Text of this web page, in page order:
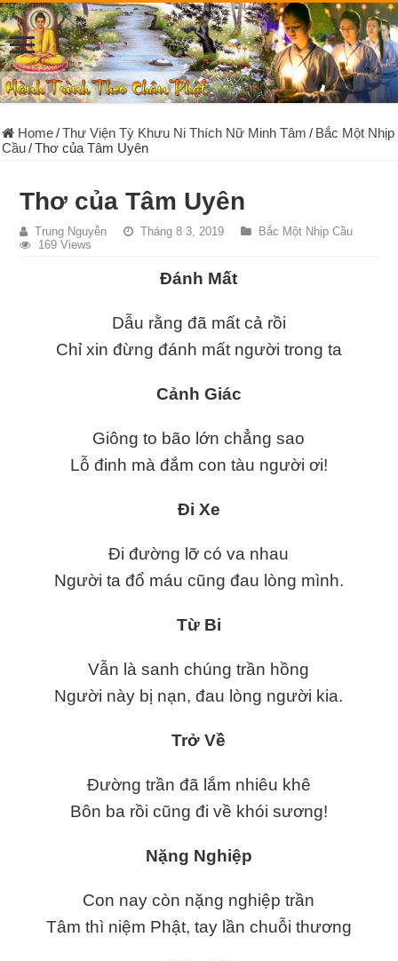
Home/Thư Viện Tỳ Khưu Ni Thích Nữ Minh Tâm / Bắc Một Nhịp
Cầu/Thơ của Tâm Uyên
Thơ của Tâm Uyên
Trung Nguyễn Tháng 8 3, 2019
Bắc Một Nhịp Cầu
169 Views
Đánh Mất
Dẫu rằng đã mất cả rồi
Chỉ xin đừng đánh mất người trong ta
Cảnh Giác
Giông to bão lớn chẳng sao
Lỗ đinh mà đắm con tàu người ơi!
Đi Xe
Đi đường lỡ có va nhau
Người ta đổ máu cũng đau lòng mình.
Từ Bi
Vẫn là sanh chúng trần hồng
Người này bị nạn, đau lòng người kia.
Trở Về
Đường trần đã lắm nhiêu khê
Bôn ba rồi cũng đi về khói sương!
Nặng Nghiệp
Con nay còn nặng nghiệp trần
Tâm thì niệm Phật, tay lần chuỗi thương